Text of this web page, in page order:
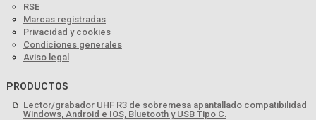
RSE
Marcas registradas
Privacidad y cookies
Condiciones generales
Aviso legal
PRODUCTOS
Lector/grabador UHF R3 de sobremesa apantallado compatibilidad
Windows, Android e IOS, Bluetooth y USB Tipo C.